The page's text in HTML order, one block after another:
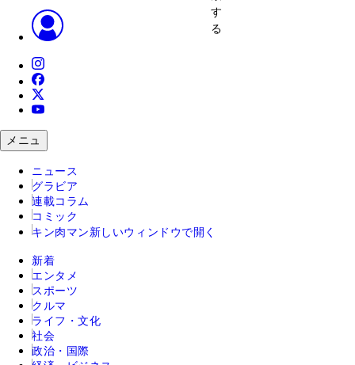
す
る
メニュ
ニュース
グラビア
連載コラム
コミック
キン肉マン 新しいウィンドウで開く
新着
エンタメ
スポーツ
クルマ
ライフ・文化
社会
政治・国際